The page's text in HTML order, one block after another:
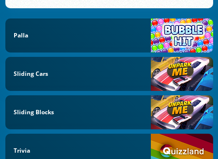
Palla
Sliding Cars
Sliding Blocks
Trivia